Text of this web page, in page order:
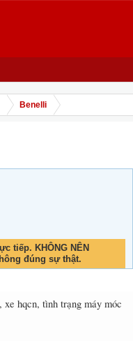
Benelli
tiếp. KHÔNG NÊN
đúng sự thật.
xe hqcn, tình trạng máy móc